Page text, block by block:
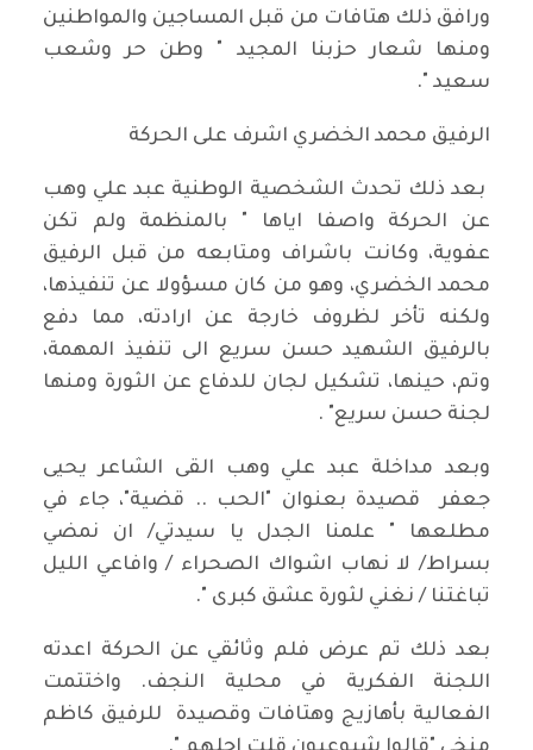
ورافق ذلك هتافات من قبل المساجين والمواطنين
ومنها شعار حزبنا المجيد " وطن حر وشعب
سعيد ".
الرفيق محمد الخضري اشرف على الحركة
بعد ذلك تحدث الشخصية الوطنية عبد علي وهب
عن الحركة واصفا اياها " بالمنظمة ولم تكن
عفوية، وكانت باشراف ومتابعه من قبل الرفيق
محمد الخضري، وهو من كان مسؤولا عن تنفيذها،
ولكنه تأخر لظروف خارجة عن ارادته، مما دفع
بالرفيق الشهيد حسن سريع الى تنفيذ المهمة،
وتم، حينها، تشكيل لجان للدفاع عن الثورة ومنها
لجنة حسن سريع" .
وبعد مداخلة عبد علي وهب القى الشاعر يحيى
جعفر قصيدة بعنوان "الحب .. قضية"، جاء في
مطلعها " علمنا الجدل يا سيدتي/ ان نمضي
بسراط/ لا نهاب اشواك الصحراء / وافاعي الليل
تباغتنا / نغني لثورة عشق كبرى ".
بعد ذلك تم عرض فلم وثائقي عن الحركة اعدته
اللجنة الفكرية في محلية النجف. واختتمت
الفعالية بأهازيج وهتافات وقصيدة للرفيق كاظم